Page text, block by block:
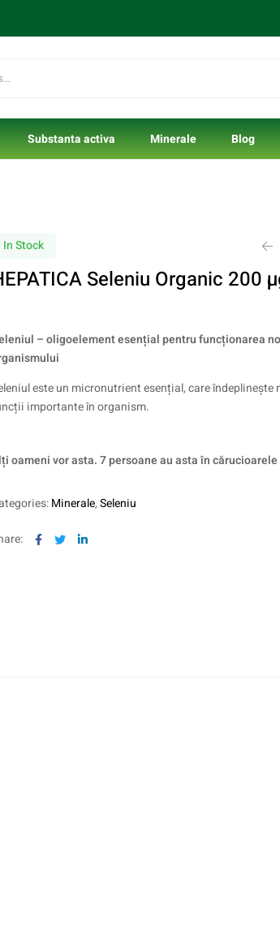
Substanta activa Minerale Blog
In Stock
Seleniu Organic 200
– oligoelement esențial pentru funcționarea
este un micronutrient esențial, care îndeplinește
importante în organism.
oameni vor asta. 7 persoane au asta în
Minerale,Seleniu
Facebook
TwitterLinkedin